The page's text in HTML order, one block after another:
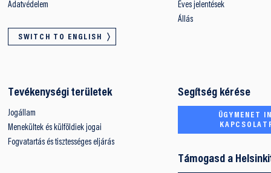
Adatvédelem
SWITCH TO ENGLISH
Éves jelentések
Állás
Tevékenységi területek
Jogállam
Menekültek és külföldiek jogai
Fogvatartás és tisztességes eljárás
Segítség kérése
ÜGYMENET
Támogasd a